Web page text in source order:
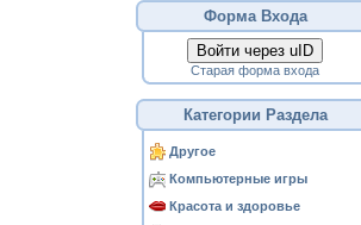
Форма Входа
Войти через uID
Старая форма входа
Категории Раздела
Другое
Компьютерные игры
Красота и здоровье